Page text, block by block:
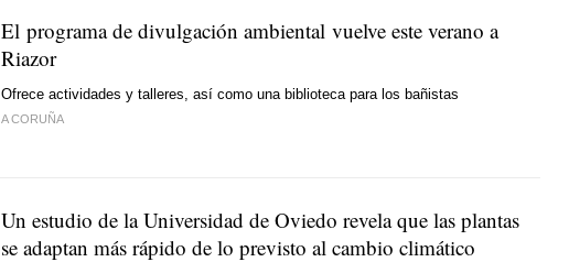
El programa de divulgación ambiental vuelve este verano a
Riazor
Ofrece actividades y talleres, así como una biblioteca para los bañistas
A CORUÑA
Un estudio de la Universidad de Oviedo revela que las plantas
se adaptan más rápido de lo previsto al cambio climático